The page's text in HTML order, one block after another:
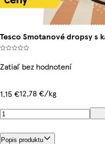
Tesco Smotanové dropsy s
Zatiaľ bez hodnotení
1,15 €12,78 €/kg
Popis produktu